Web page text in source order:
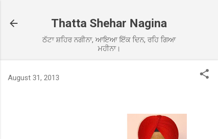
Thatta Shehar Nagina
ਠੱਟਾ ਸ਼ਹਿਰ ਨਗੀਨਾ, ਆਇਆ ਇੱਕ ਦਿਨ, ਰਹਿ ਗਿਆ
ਮਹੀਨਾ।
August 31, 2013